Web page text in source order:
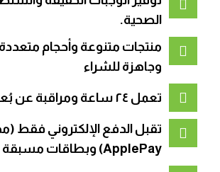
اﻟﺼﺤﻴﺔ.
ﻣﻨﺘﺠﺎت ﻣﺘﻨﻮﻋﺔ وأﺣﺠﺎم
وﺟﺎﻫﺰة ﻟﻠﺸﺮاء
تعمل ٢٤ ساعة ومراقبة عن بُعد ( أون لاين ) .
تقبل الدفع الإلكتروني فقط
ApplePay) وبطاقات مسبقة الدفع